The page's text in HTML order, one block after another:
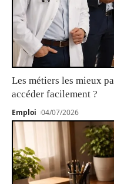
Les métiers les mieux
accéder facilement ?
Emploi 04/07/2026